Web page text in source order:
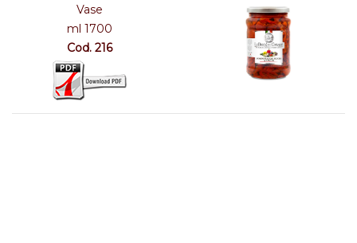
Vase
ml 1700
Cod. 216